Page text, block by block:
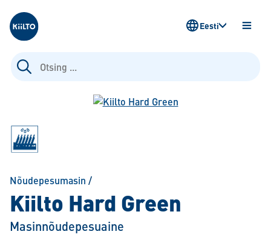
Kiilto Estonia
Otsi:
AVA
Eesti
Nõudepesumasin /
Kiilto Hard Green
Masinnõudepesuaine